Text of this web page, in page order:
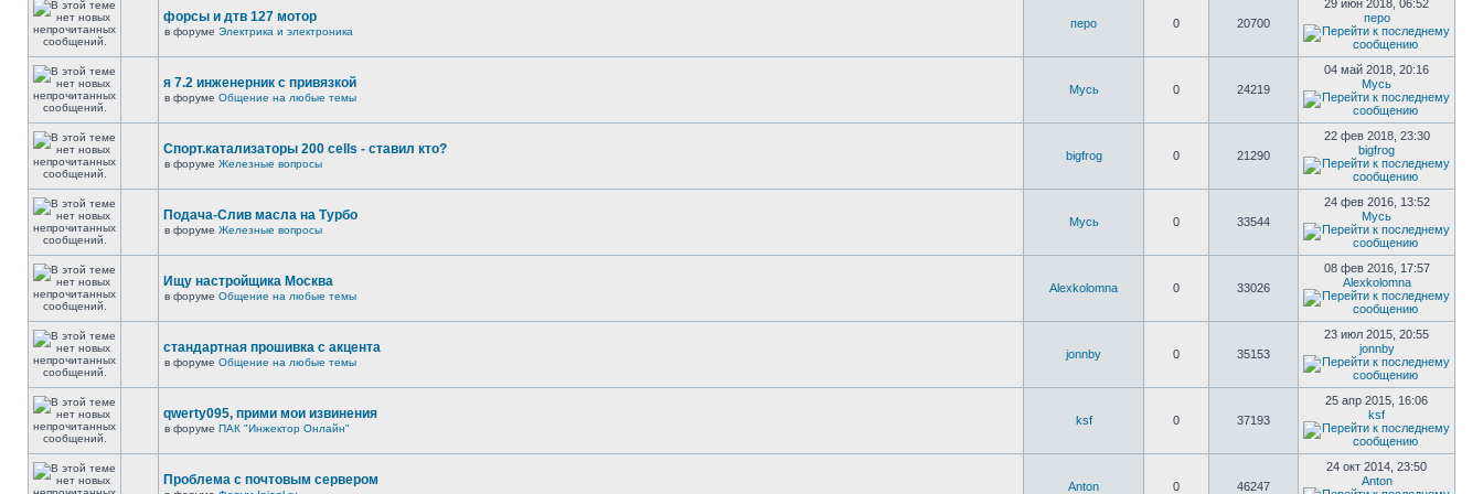
форсы и дтв 127 мотор
в форуме Электрика и электроника
перо 0 20700
29 июн 2018, 06:52
перо
я 7.2 инженерник с привязкой
в форуме Общение на любые темы
Мусь 0 24219
04 май 2018, 20:16
Мусь
Спорт.катализаторы 200 cells - ставил кто?
в форуме Железные вопросы
bigfrog 0 21290
22 фев 2018, 23:30
bigfrog
Подача-Слив масла на Турбо
в форуме Железные вопросы
Мусь 0 33544
24 фев 2016, 13:52
Мусь
Ищу настройщика Москва
в форуме Общение на любые темы
Alexkolomna 0 33026
08 фев 2016, 17:57
Alexkolomna
стандартная прошивка с акцента
в форуме Общение на любые темы
jonnby 0 35153
23 июл 2015, 20:55
jonnby
qwerty095, прими мои извинения
в форуме ПАК "Инжектор Онлайн"
ksf 0 37193
25 апр 2015, 16:06
ksf
Проблема с почтовым сервером Anton 0 46247
24 окт 2014, 23:50
Anton